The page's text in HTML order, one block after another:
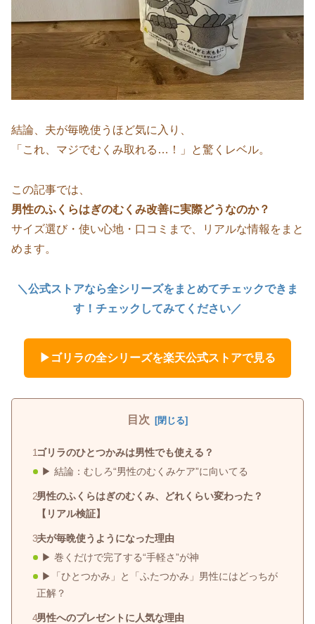
結論、夫が毎晩使うほど気に入り、
「これ、マジでむくみ取れる…！」と驚くレベル。
この記事では、
男性のふくらはぎのむくみ改善に実際どうなのか？
サイズ選び・使い心地・口コミまで、リアルな情報をまと
めます。
＼公式ストアなら全シリーズをまとめてチェックできま
す！チェックしてみてください／
▶ゴリラの全シリーズを楽天公式ストアで見る
目次
ゴリラのひとつかみは男性でも使える？
▶ 結論：むしろ“男性のむくみケア”に向いてる
男性のふくらはぎのむくみ、どれくらい変わった？
【リアル検証】
夫が毎晩使うようになった理由
▶ 巻くだけで完了する“手軽さ”が神
▶「ひとつかみ」と「ふたつかみ」男性にはどっちが
正解？
男性へのプレゼントに人気な理由